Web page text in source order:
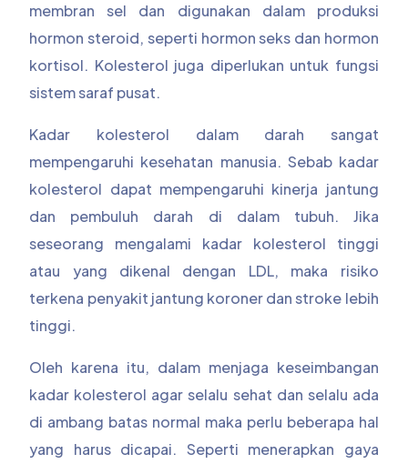
membran sel dan digunakan dalam produksi
hormon steroid, seperti hormon seks dan hormon
kortisol. Kolesterol juga diperlukan untuk fungsi
sistem saraf pusat.
Kadar kolesterol dalam darah sangat
mempengaruhi kesehatan manusia. Sebab kadar
kolesterol dapat mempengaruhi kinerja jantung
dan pembuluh darah di dalam tubuh. Jika
seseorang mengalami kadar kolesterol tinggi
atau yang dikenal dengan LDL, maka risiko
terkena penyakit jantung koroner dan stroke lebih
tinggi.
Oleh karena itu, dalam menjaga keseimbangan
kadar kolesterol agar selalu sehat dan selalu ada
di ambang batas normal maka perlu beberapa hal
yang harus dicapai. Seperti menerapkan gaya